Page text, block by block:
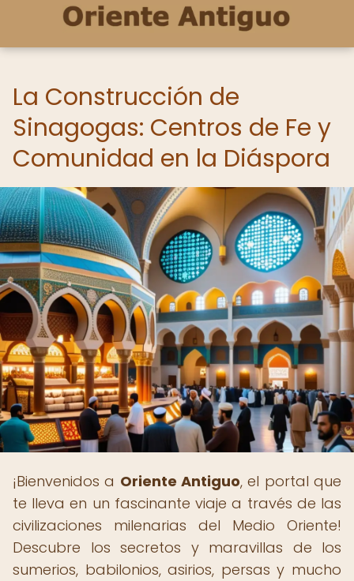
La Construcción de
Sinagogas: Centros de Fe y
Comunidad en la Diáspora
¡Bienvenidos a Oriente Antiguo, el portal que
te lleva en un fascinante viaje a través de las
civilizaciones milenarias del Medio Oriente!
Descubre los secretos y maravillas de los
sumerios, babilonios, asirios, persas y mucho